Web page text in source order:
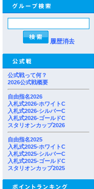
履歴消去
公式戦って何？
2026公式戦概要
自由指名2026
入札式2026-ホワイトC
入札式2026-シルバーC
入札式2026-ゴールドC
スタリオンカップ2026
自由指名2025
入札式2025-ホワイトC
入札式2025-シルバーC
入札式2025-ゴールドC
スタリオンカップ2025